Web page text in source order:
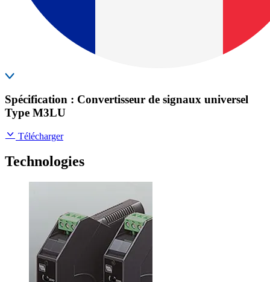
Spécification : Convertisseur de signaux universel
Type M3LU
Télécharger
Technologies